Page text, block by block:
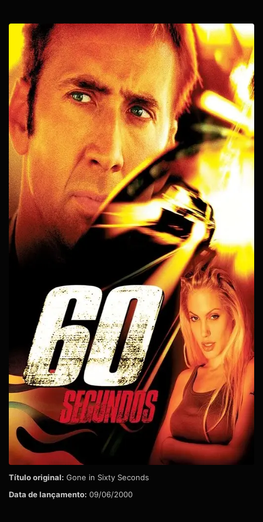
Título original: Gone in Sixty Seconds
Data de lançamento: 09/06/2000